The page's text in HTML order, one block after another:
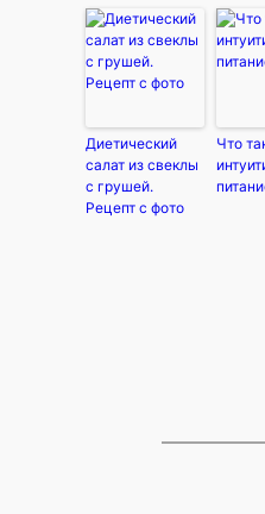
Диетический
салат из свеклы
с грушей.
Рецепт с фото
Что